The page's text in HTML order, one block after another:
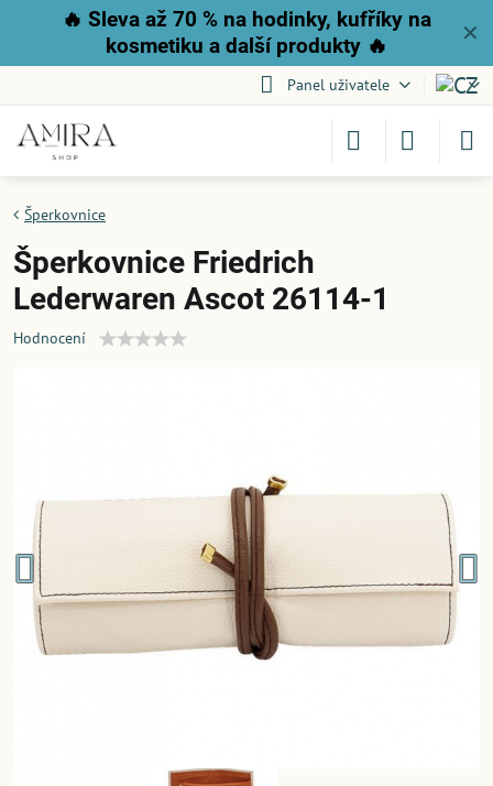
✕
🔥 Sleva až 70 % na hodinky, kufříky na
kosmetiku a další produkty 🔥
Panel uživatele
Šperkovnice
Šperkovnice Friedrich
Lederwaren Ascot 26114-1
Hodnocení